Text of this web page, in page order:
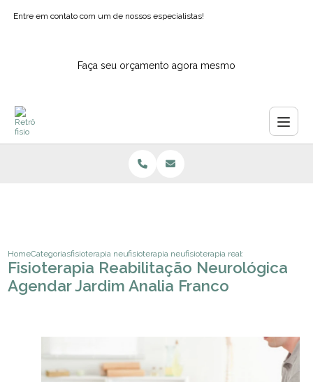
Entre em contato com um de nossos especialistas!
Faça seu orçamento agora mesmo
HomeCategoriasfisioterapia neurologicafisioterapia neurofuncional adulto
fisioterapia reabilitacao
Fisioterapia Reabilitação Neurológica
Agendar Jardim Analia Franco